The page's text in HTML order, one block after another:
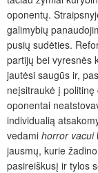
oponentų.
galimybių
pusių sudėties.
partijų bei vyresnės
jautėsi saugūs ir,
neįsitraukė į
oponentai
individualią
vedami horror vacui
jausmų, kurie
pasireiškusį ir tylos